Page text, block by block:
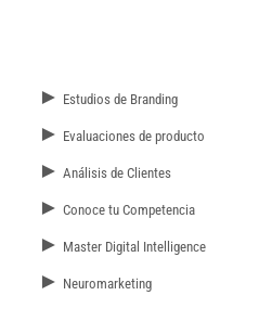
► Estudios de Branding
► Evaluaciones de producto
► Análisis de Clientes
► Conoce tu Competencia
► Master Digital Intelligence
► Neuromarketing